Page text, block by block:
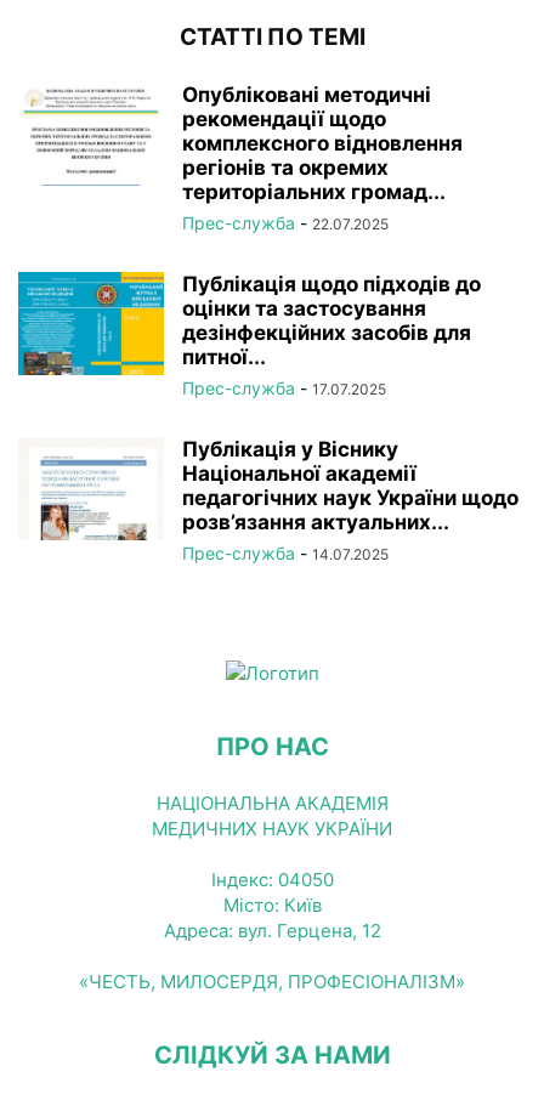
СТАТТІ ПО ТЕМІ
Опубліковані методичні
рекомендації щодо
комплексного відновлення
регіонів та окремих
територіальних громад...
Прес-служба - 22.07.2025
Публікація щодо підходів до
оцінки та застосування
дезінфекційних засобів для
питної...
Прес-служба - 17.07.2025
Публікація у Віснику
Національної академії
педагогічних наук України щодо
розв’язання актуальних...
Прес-служба - 14.07.2025
ПРО НАС
НАЦІОНАЛЬНА АКАДЕМІЯ
МЕДИЧНИХ НАУК УКРАЇНИ
Індекс: 04050
Місто: Київ
Адреса: вул. Герцена, 12
«ЧЕСТЬ, МИЛОСЕРДЯ, ПРОФЕСІОНАЛІЗМ»
СЛІДКУЙ ЗА НАМИ